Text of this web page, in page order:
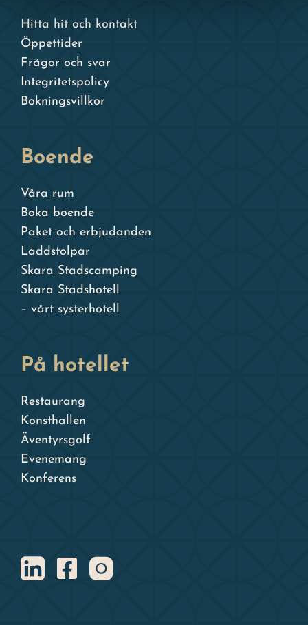
Hitta hit och kontakt
Öppettider
Frågor och svar
Integritetspolicy
Bokningsvillkor
Boende
Våra rum
Boka boende
Paket och erbjudanden
Laddstolpar
Skara Stadscamping
Skara Stadshotell
– vårt systerhotell
På hotellet
Restaurang
Konsthallen
Äventyrsgolf
Evenemang
Konferens